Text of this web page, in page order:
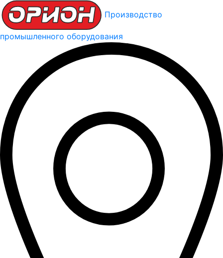
Производство
промышленного оборудования